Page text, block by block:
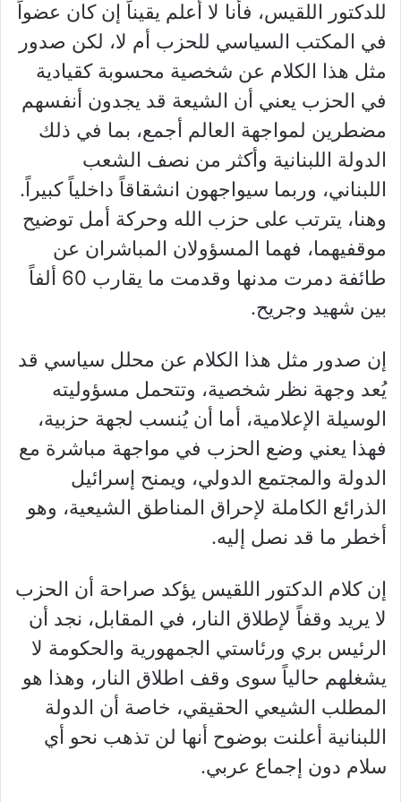
للدكتور اللقيس، فأنا لا أعلم يقيناً إن كان عضواً
في المكتب السياسي للحزب أم لا، لكن صدور
مثل هذا الكلام عن شخصية محسوبة كقيادية
في الحزب يعني أن الشيعة قد يجدون أنفسهم
مضطرين لمواجهة العالم أجمع، بما في ذلك
الدولة اللبنانية وأكثر من نصف الشعب
اللبناني، وربما سيواجهون انشقاقاً داخلياً كبيراً.
وهنا، يترتب على حزب الله وحركة أمل توضيح
موقفيهما، فهما المسؤولان المباشران عن
طائفة دمرت مدنها وقدمت ما يقارب 60 ألفاً
بين شهيد وجريح.
إن صدور مثل هذا الكلام عن محلل سياسي قد
يُعد وجهة نظر شخصية، وتتحمل مسؤوليته
الوسيلة الإعلامية، أما أن يُنسب لجهة حزبية،
فهذا يعني وضع الحزب في مواجهة مباشرة مع
الدولة والمجتمع الدولي، ويمنح إسرائيل
الذرائع الكاملة لإحراق المناطق الشيعية، وهو
أخطر ما قد نصل إليه.
إن كلام الدكتور اللقيس يؤكد صراحة أن الحزب
لا يريد وقفاً لإطلاق النار، في المقابل، نجد أن
الرئيس بري ورئاستي الجمهورية والحكومة لا
يشغلهم حالياً سوى وقف اطلاق النار، وهذا هو
المطلب الشيعي الحقيقي، خاصة أن الدولة
اللبنانية أعلنت بوضوح أنها لن تذهب نحو أي
سلام دون إجماع عربي.